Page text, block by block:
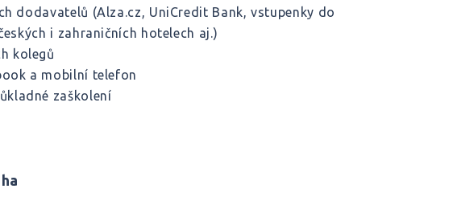
dodavatelů (Alza.cz, UniCredit Bank, vstupenky do
i zahraničních hotelech aj.)
kolegů
a mobilní telefon
zaškolení